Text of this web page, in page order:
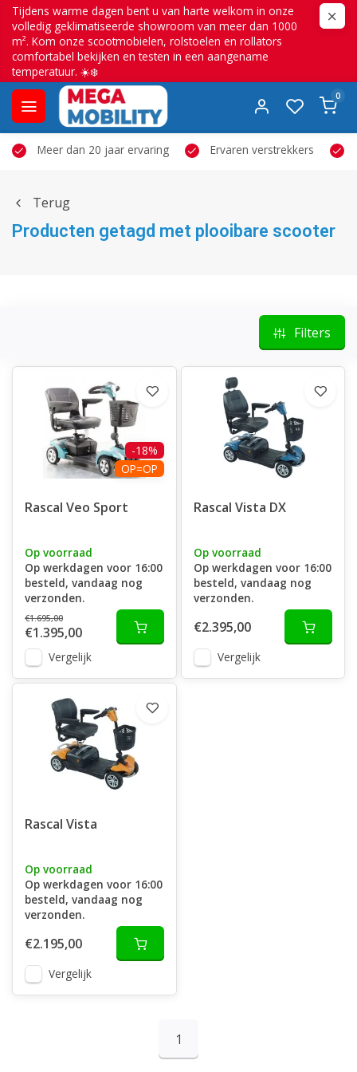
Tijdens warme dagen bent u van harte welkom in onze
volledig geklimatiseerde showroom van meer dan 1000
m². Kom onze scootmobielen, rolstoelen en rollators
comfortabel bekijken en testen in een aangename
temperatuur. ☀️❄️
0
Meer dan 20 jaar ervaring Ervaren verstrekkers
Terug
Producten getagd met plooibare scooter
Filters
-18%
OP=OP
Rascal Veo Sport
Op voorraad
Op werkdagen voor 16:00
besteld, vandaag nog
verzonden.
€1.695,00
€1.395,00
Vergelijk
Rascal Vista DX
Op voorraad
Op werkdagen voor 16:00
besteld, vandaag nog
verzonden.
€2.395,00
Vergelijk
Rascal Vista
Op voorraad
Op werkdagen voor 16:00
besteld, vandaag nog
verzonden.
€2.195,00
Vergelijk
1